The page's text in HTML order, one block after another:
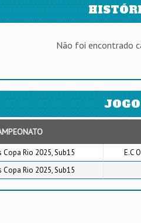
Não foi encontrado
Rio 2025, Sub15
E.C
Rio 2025, Sub15